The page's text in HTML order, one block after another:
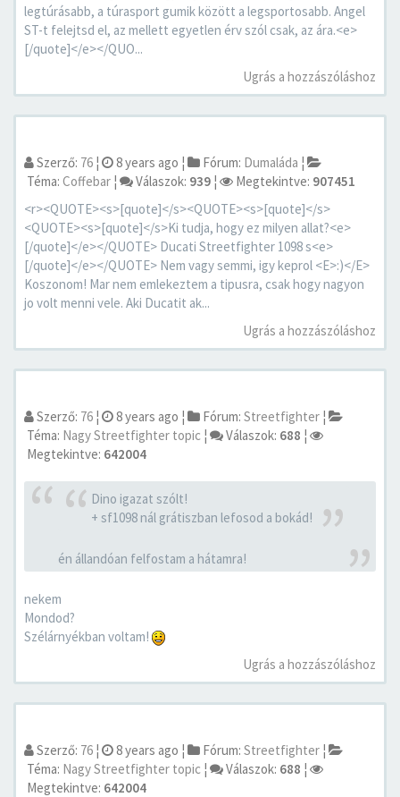
legtúrásabb, a túrasport gumik között a legsportosabb. Angel
ST-t felejtsd el, az mellett egyetlen érv szól csak, az ára.<e>
[/quote]</e></QUO...
Ugrás a hozzászóláshoz
Szerző: 76 ¦ 8 years ago ¦ Fórum: Dumaláda ¦
Téma: Coffebar ¦ Válaszok: 939 ¦ Megtekintve: 907451
<r><QUOTE><s>[quote]</s><QUOTE><s>[quote]</s>
<QUOTE><s>[quote]</s>Ki tudja, hogy ez milyen allat?<e>
[/quote]</e></QUOTE> Ducati Streetfighter 1098 s<e>
[/quote]</e></QUOTE> Nem vagy semmi, igy keprol <E>:)</E>
Koszonom! Mar nem emlekeztem a tipusra, csak hogy nagyon
jo volt menni vele. Aki Ducatit ak...
Ugrás a hozzászóláshoz
Szerző: 76 ¦ 8 years ago ¦ Fórum: Streetfighter ¦
Téma: Nagy Streetfighter topic ¦ Válaszok: 688 ¦
Megtekintve: 642004
Dino igazat szólt!
+ sf1098 nál grátiszban lefosod a bokád!
én állandóan felfostam a hátamra!
nekem
Mondod?
Szélárnyékban voltam!
Ugrás a hozzászóláshoz
Szerző: 76 ¦ 8 years ago ¦ Fórum: Streetfighter ¦
Téma: Nagy Streetfighter topic ¦ Válaszok: 688 ¦
Megtekintve: 642004